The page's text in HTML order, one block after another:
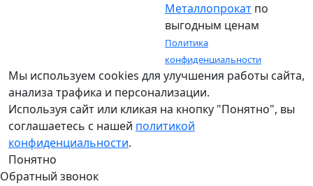
Металлопрокат по
выгодным ценам
Политика
конфиденциальности
Мы используем cookies для улучшения работы сайта,
анализа трафика и персонализации.
Используя сайт или кликая на кнопку "Понятно", вы
соглашаетесь с нашей политикой
конфиденциальности.
Понятно
Обратный звонок